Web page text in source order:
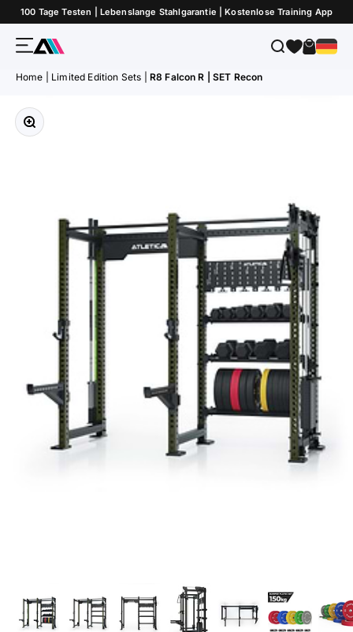
Zum Inhalt springen
100 Tage Testen | Lebenslange Stahlgarantie | Kostenlose Training App
MenüATLETICA Suche
Home Limited Edition Sets R8 Falcon R | SET Recon
Bild vergrößern